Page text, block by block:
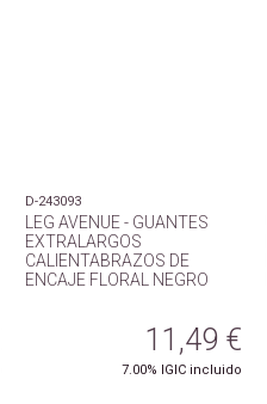
D-243093
LEG AVENUE - GUANTES
EXTRALARGOS
CALIENTABRAZOS DE
ENCAJE FLORAL NEGRO
11,49 €
7.00% IGIC incluido